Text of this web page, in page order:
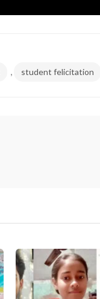
, student felicitation